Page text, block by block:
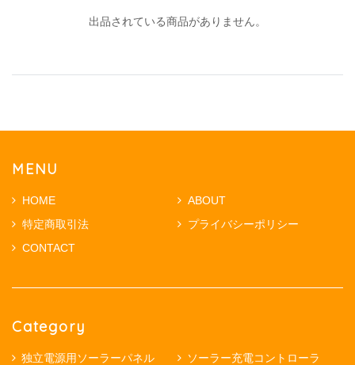
出品されている商品がありません。
MENU
HOME
ABOUT
特定商取引法
プライバシーポリシー
CONTACT
Category
独立電源用ソーラーパネル
ソーラー充電コントローラ